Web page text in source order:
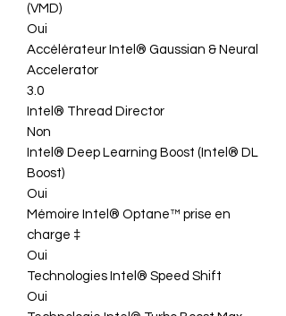
(VMD)
Oui
Accélérateur Intel® Gaussian & Neural
Accelerator
3.0
Intel® Thread Director
Non
Intel® Deep Learning Boost (Intel® DL
Boost)
Oui
Mémoire Intel® Optane™ prise en
charge ‡
Oui
Technologies Intel® Speed Shift
Oui